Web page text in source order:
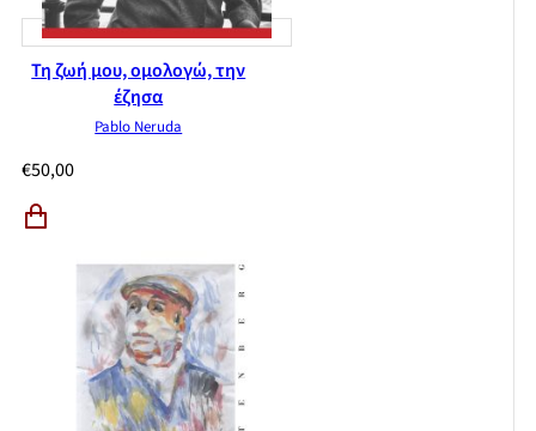
Τη ζωή μου, ομολογώ, την
έζησα
Pablo Neruda
€50,00